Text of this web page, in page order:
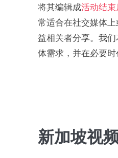
将其编辑成活动结
常适合在社交媒体
益相关者分享。我
体需求，并在必要时
新加坡视